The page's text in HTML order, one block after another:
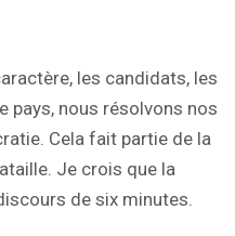
les candidats, les
pays, nous résolvons nos
Cela fait partie de la
Je crois que la
de six minutes.